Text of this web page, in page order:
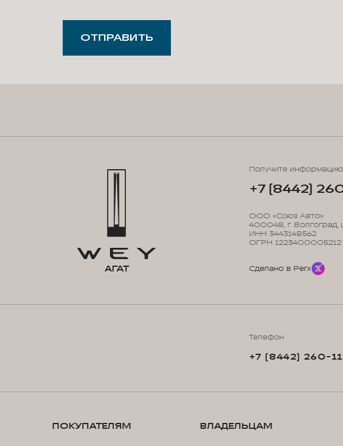
ОТПРАВИТЬ
АГАТ
Получите
+7 (8442)
ООО «Союз Авто»
400048, г. Волгоград,
ИНН 3443148562
ОГРН 1223400005212
Сделано в Perx
Телефон
+7 (8442) 260-
ПОКУПАТЕЛЯМ ВЛАДЕЛЬЦАМ